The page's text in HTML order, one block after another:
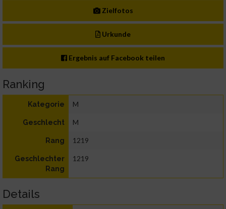
Zielfotos
Urkunde
Ergebnis auf Facebook teilen
Ranking
Kategorie M
Geschlecht M
Rang 1219
Geschlechter
Rang
1219
Details